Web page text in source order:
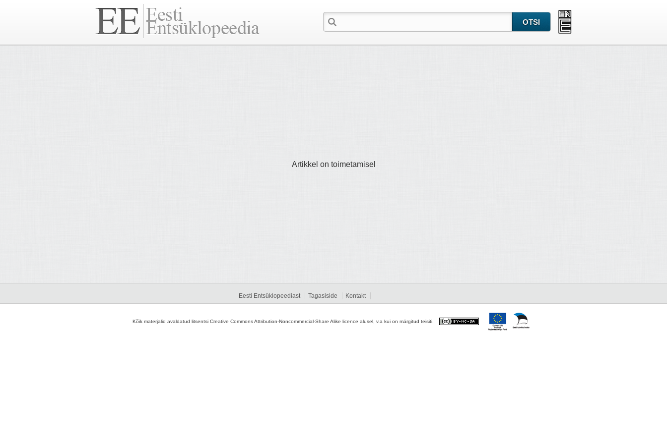
Artikkel on toimetamisel
Eesti Entsüklopeediast Tagasiside Kontakt
Kõik materjalid avaldatud litsentsi Creative Commons Attribution-Noncommercial-Share Alike licence alusel, v.a kui on märgitud teisiti.